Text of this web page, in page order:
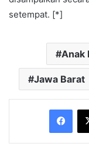
setempat. [*]
Anak
Jawa Barat